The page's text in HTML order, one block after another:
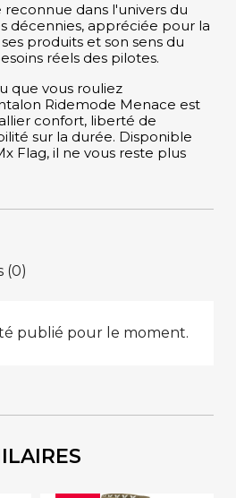
dans l'univers du
décennies, appréciée pour la
produits et son sens du
réels des pilotes.
que vous rouliez
Ridemode Menace est
confort, liberté de
sur la durée. Disponible
Flag, il ne vous reste plus
(0)
publié pour le moment.